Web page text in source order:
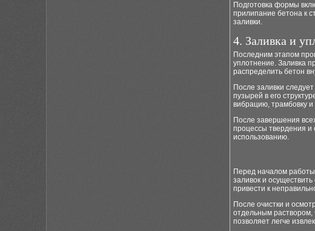
Подготовка формы
прилипание бетона к
заливки.
4. Заливка и
Последним этапом
уплотнение. Заливка
распределить бетон
После заливки
пузырей в его
вибрацию, трамбовку
После завершения
процессы твердения и
использованию.
Перед началом
заливок и
привести к
После очистки и
отдельным раствором,
позволяет легче